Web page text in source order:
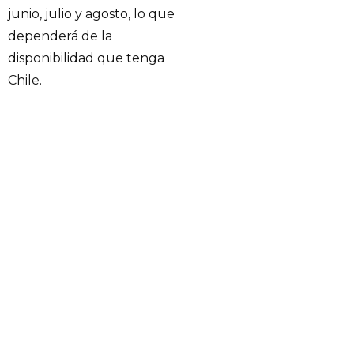
junio, julio y agosto, lo que
dependerá de la
disponibilidad que tenga
Chile.